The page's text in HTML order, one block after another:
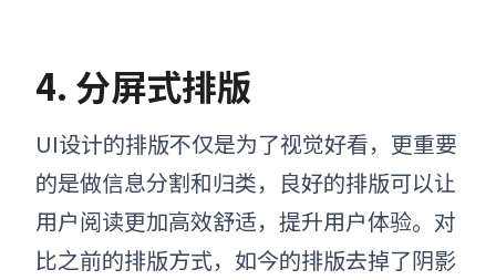
4. 分屏式排版
UI设计的排版不仅是为了视觉好看，更重要
的是做信息分割和归类，良好的排版可以让
用户阅读更加高效舒适，提升用户体验。对
比之前的排版方式，如今的排版去掉了阴影